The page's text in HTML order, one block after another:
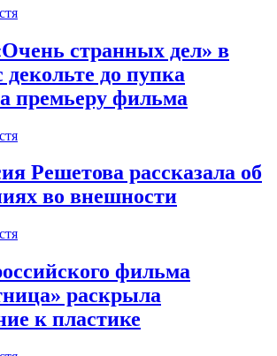
странных дел» в
декольте до пупка
премьеру фильма
Решетова рассказала об
во внешности
фильма
раскрыла
к пластике